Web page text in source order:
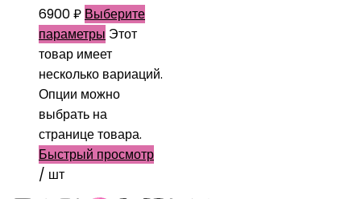
6900₽ Выберите
параметры Этот
товар имеет
несколько вариаций.
Опции можно
выбрать на
странице товара.
Быстрый просмотр
/ шт